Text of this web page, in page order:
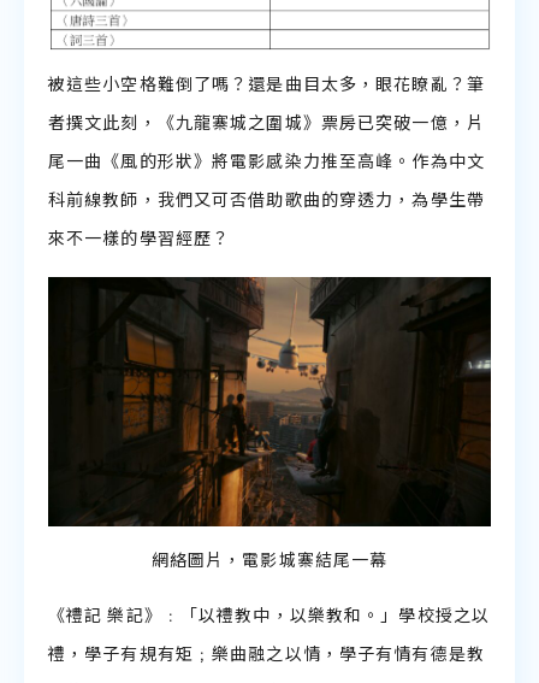
被這些小空格難倒了嗎？還是曲目太多，眼花瞭亂？筆
者撰文此刻，《九龍寨城之圍城》票房已突破一億，片
尾一曲《風的形狀》將電影感染力推至高峰。作為中文
科前線教師，我們又可否借助歌曲的穿透力，為學生帶
來不一樣的學習經歷？
網絡圖片，電影城寨結尾一幕
《禮記 樂記》﹕「以禮教中，以樂教和。」學校授之以
禮，學子有規有矩﹔樂曲融之以情，學子有情有德是教